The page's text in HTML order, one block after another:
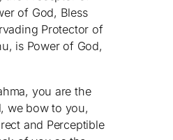
of God, Bless
Protector of
is Power of God,
you are the
we bow to you,
and Perceptible